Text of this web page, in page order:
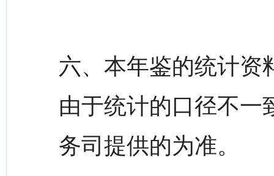
六、本年鉴的统计资
由于统计的口径不一
务司提供的为准。